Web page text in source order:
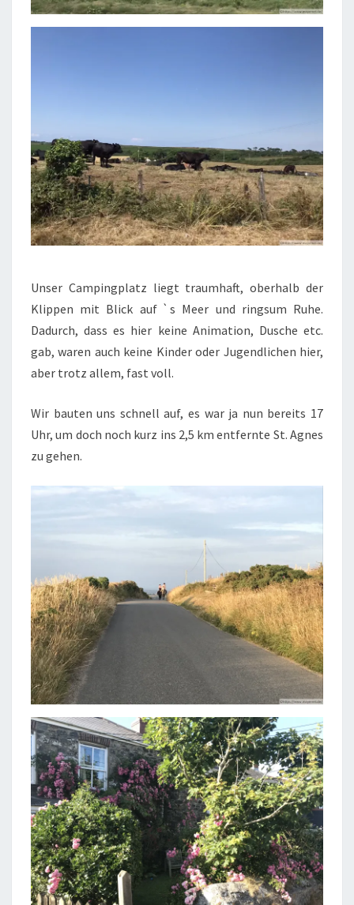
Unser Campingplatz liegt traumhaft, oberhalb der
Klippen mit Blick aufˋs Meer und ringsum Ruhe.
Dadurch, dass es hier keine Animation, Dusche etc.
gab, waren auch keine Kinder oder Jugendlichen hier,
aber trotz allem, fast voll.
Wir bauten uns schnell auf, es war ja nun bereits 17
Uhr, um doch noch kurz ins 2,5 km entfernte St. Agnes
zu gehen.